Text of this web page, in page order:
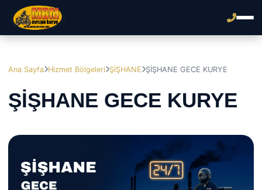
Ana Sayfa Hizmet Bölgeleri ŞİŞHANE ŞİŞHANE GECE KURYE
ŞİŞHANE GECE KURYE